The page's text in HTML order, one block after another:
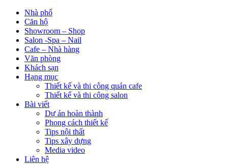
Nhà phố
Căn hộ
Showroom – Shop
Salon -Spa – Nail
Cafe – Nhà hàng
Văn phòng
Khách sạn
Hạng mục
Thiết kế và thi công quán cafe
Thiết kế và thi công salon
Bài viết
Dự án hoàn thành
Phong cách thiết kế
Tips nội thất
Tips xây dựng
Media video
Liên hệ